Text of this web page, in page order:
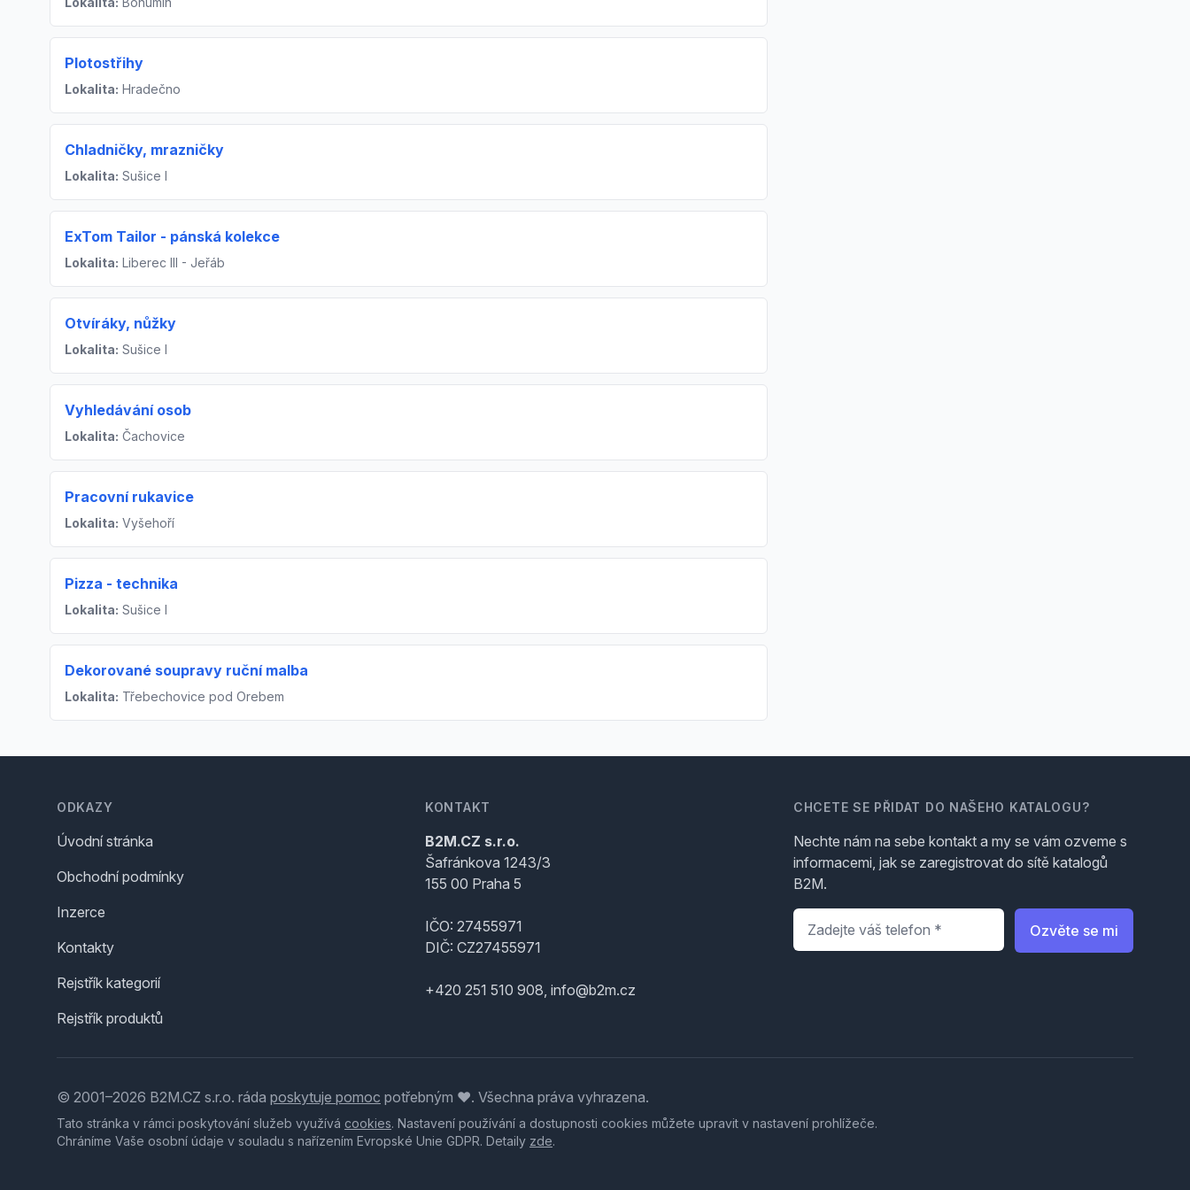
Plotostřihy
Lokalita: Hradečno
Chladničky, mrazničky
Lokalita: Sušice I
ExTom Tailor - pánská kolekce
Lokalita: Liberec III - Jeřáb
Otvíráky, nůžky
Lokalita: Sušice I
Vyhledávání osob
Lokalita: Čachovice
Pracovní rukavice
Lokalita: Vyšehoří
Pizza - technika
Lokalita: Sušice I
Dekorované soupravy ruční malba
Lokalita: Třebechovice pod Orebem
ODKAZY
Úvodní stránka
Obchodní podmínky
Inzerce
Kontakty
Rejstřík kategorií
Rejstřík produktů
KONTAKT
B2M.CZ s.r.o.
Šafránkova 1243/3
155 00 Praha 5
IČO: 27455971
DIČ: CZ27455971
+420 251 510 908, info@b2m.cz
CHCETE SE PŘIDAT DO NAŠEHO KATALOGU?
Nechte nám na sebe kontakt a my se vám ozveme s
informacemi, jak se zaregistrovat do sítě katalogů
B2M.
Telefon
Ozvěte se mi
© 2001–2026 B2M.CZ s.r.o. ráda poskytuje pomoc potřebným ♥️. Všechna práva vyhrazena.
Tato stránka v rámci poskytování služeb využívá cookies. Nastavení používání a dostupnosti cookies můžete upravit v nastavení prohlížeče.
Chráníme Vaše osobní údaje v souladu s nařízením Evropské Unie GDPR. Detaily zde.